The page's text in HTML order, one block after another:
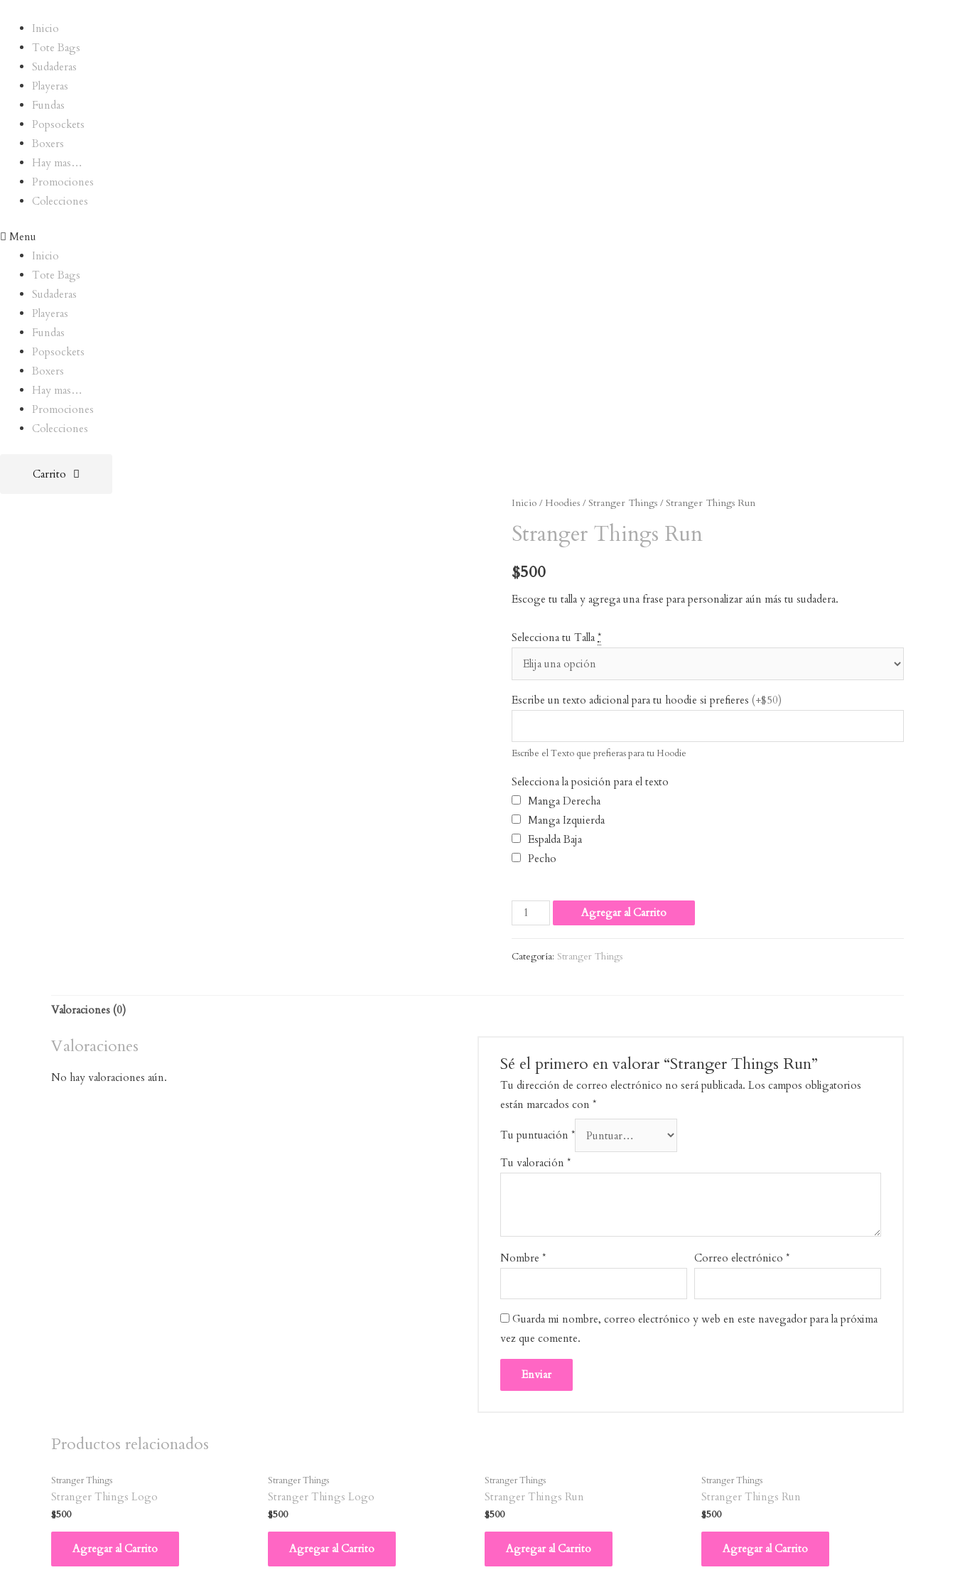
Inicio
Tote Bags
Sudaderas
Playeras
Fundas
Popsockets
Boxers
Hay mas…
Promociones
Colecciones
Menu
Inicio
Tote Bags
Sudaderas
Playeras
Fundas
Popsockets
Boxers
Hay mas…
Promociones
Colecciones
Carrito
Inicio / Hoodies /Stranger Things / Stranger Things Run
Stranger Things Run
$500
Escoge tu talla y agrega una frase para personalizar aún más tu sudadera.
Selecciona tu Talla *
Escribe un texto adicional para tu hoodie si prefieres (+$50)
Escribe el Texto que prefieras para tu Hoodie
Selecciona la posición para el texto
Manga Derecha
Manga Izquierda
Espalda Baja
Pecho
Stranger
Things
cantidad
Agregar al Carrito
Categoría: Stranger Things
Valoraciones (0)
Valoraciones
No hay valoraciones aún.
Sé el primero en valorar “Stranger Things Run”
Tu dirección de correo electrónico no será publicada. Los campos obligatorios
están marcados con *
Tu puntuación *
Tu valoración *
Nombre * Correo electrónico*
Guarda mi nombre, correo electrónico y web en este navegador para la próxima
vez que comente.
Productos relacionados
Stranger Things
Stranger Things Logo
$500
Agregar al Carrito
Stranger Things
Stranger Things Logo
$500
Agregar al Carrito
Stranger Things
Stranger Things Run
$500
Agregar al Carrito
Stranger Things
Stranger Things Run
$500
Agregar al Carrito